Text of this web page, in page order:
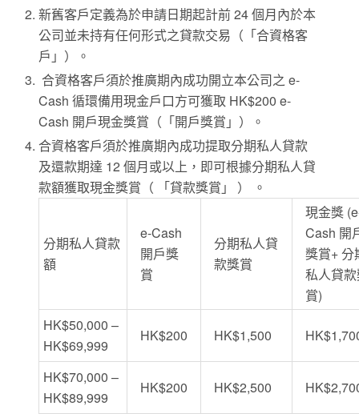
新舊客戶定義為於申請日期起計前 24 個月內於本
公司並未持有任何形式之貸款交易（「合資格客
戶」）。
合資格客戶須於推廣期內成功開立本公司之 e-
Cash 循環備用現金戶口方可獲取 HK$200 e-
Cash 開戶現金獎賞（「開戶獎賞」）。
合資格客戶須於推廣期內成功提取分期私人貸款
及還款期達 12 個月或以上，即可根據分期私人貸
款額獲取現金獎賞（ 「貸款獎賞」 ） 。
分期私人貸款
額
e-Cash
開戶獎
賞
分期私人貸
款獎賞
現金獎
Cash 開
獎賞+ 分
私人貸
賞)
HK$50,000 –
HK$69,999
HK$200 HK$1,500
HK$70,000 –
HK$89,999
HK$200 HK$2,500